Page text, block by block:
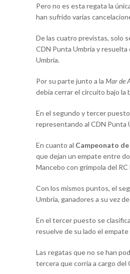
Pero no es esta regata la
han sufrido varias
De las cuatro previstas, solo
CDN Punta Umbría y resuelta
Umbría.
Por su parte junto a la Mar de
debía cerrar el circuito bajo la
En el segundo y tercer puesto
representando al CDN Punta
En cuanto al Campeonato
que dejan un empate entre
Mancebo con grímpola del
Con los mismos puntos, el
Umbría, ganadores a su vez de
En el tercer puesto se
resuelve de su lado el empate
Las regatas que no se han
tercera que corría a cargo del